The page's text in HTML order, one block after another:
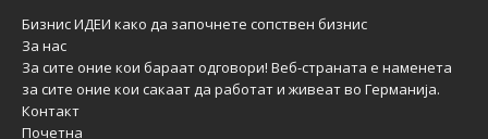
Бизнис ИДЕИ како да започнете сопствен бизнис
За нас
За сите оние кои бараат одговори! Веб-страната е наменета
за сите оние кои сакаат да работат и живеат во Германија.
Контакт
Почетна